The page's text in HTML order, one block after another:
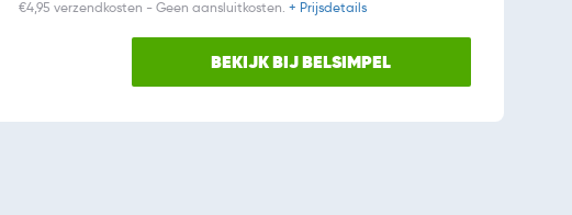
€4,95 verzendkosten - Geen aansluitkosten. + Prijsdetails
BEKIJK BIJ BELSIMPEL